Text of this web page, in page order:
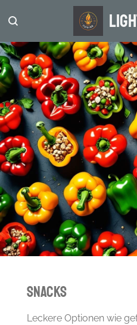
Hauptinhalt
springen
Snacks
Leckere Optionen wie